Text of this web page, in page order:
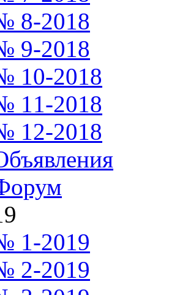
8-2018
9-2018
10-2018
11-2018
12-2018
1-2019
2-2019